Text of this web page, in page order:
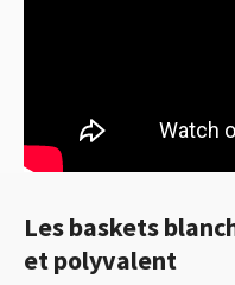
Les baskets
et polyvalent